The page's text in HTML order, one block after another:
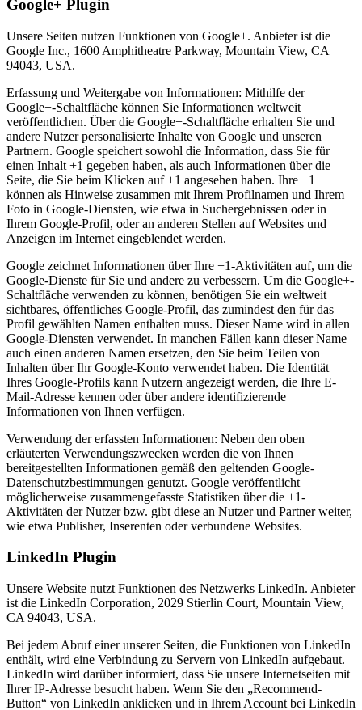
Google+ Plugin
Unsere Seiten nutzen Funktionen von Google+. Anbieter ist die
Google Inc., 1600 Amphitheatre Parkway, Mountain View, CA
94043, USA.
Erfassung und Weitergabe von Informationen: Mithilfe der
Google+-Schaltfläche können Sie Informationen weltweit
veröffentlichen. Über die Google+-Schaltfläche erhalten Sie und
andere Nutzer personalisierte Inhalte von Google und unseren
Partnern. Google speichert sowohl die Information, dass Sie für
einen Inhalt +1 gegeben haben, als auch Informationen über die
Seite, die Sie beim Klicken auf +1 angesehen haben. Ihre +1
können als Hinweise zusammen mit Ihrem Profilnamen und Ihrem
Foto in Google-Diensten, wie etwa in Suchergebnissen oder in
Ihrem Google-Profil, oder an anderen Stellen auf Websites und
Anzeigen im Internet eingeblendet werden.
Google zeichnet Informationen über Ihre +1-Aktivitäten auf, um die
Google-Dienste für Sie und andere zu verbessern. Um die Google+-
Schaltfläche verwenden zu können, benötigen Sie ein weltweit
sichtbares, öffentliches Google-Profil, das zumindest den für das
Profil gewählten Namen enthalten muss. Dieser Name wird in allen
Google-Diensten verwendet. In manchen Fällen kann dieser Name
auch einen anderen Namen ersetzen, den Sie beim Teilen von
Inhalten über Ihr Google-Konto verwendet haben. Die Identität
Ihres Google-Profils kann Nutzern angezeigt werden, die Ihre E-
Mail-Adresse kennen oder über andere identifizierende
Informationen von Ihnen verfügen.
Verwendung der erfassten Informationen: Neben den oben
erläuterten Verwendungszwecken werden die von Ihnen
bereitgestellten Informationen gemäß den geltenden Google-
Datenschutzbestimmungen genutzt. Google veröffentlicht
möglicherweise zusammengefasste Statistiken über die +1-
Aktivitäten der Nutzer bzw. gibt diese an Nutzer und Partner weiter,
wie etwa Publisher, Inserenten oder verbundene Websites.
LinkedIn Plugin
Unsere Website nutzt Funktionen des Netzwerks LinkedIn. Anbieter
ist die LinkedIn Corporation, 2029 Stierlin Court, Mountain View,
CA 94043, USA.
Bei jedem Abruf einer unserer Seiten, die Funktionen von LinkedIn
enthält, wird eine Verbindung zu Servern von LinkedIn aufgebaut.
LinkedIn wird darüber informiert, dass Sie unsere Internetseiten mit
Ihrer IP-Adresse besucht haben. Wenn Sie den „Recommend-
Button“ von LinkedIn anklicken und in Ihrem Account bei LinkedIn